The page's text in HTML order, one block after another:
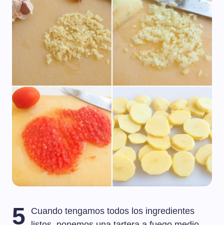
5
Cuando tengamos todos los ingredientes